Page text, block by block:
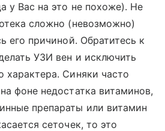
у Вас на это не похоже). Не
сложно (невозможно)
его причиной. Обратитесь к
УЗИ вен и исключить
характера. Синяки часто
фоне недостатка витаминов,
препараты или витамин
сеточек, то это